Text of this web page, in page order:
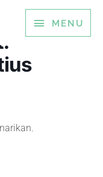
MENU
MENU